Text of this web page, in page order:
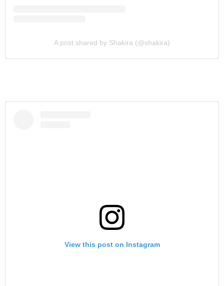
A post shared by Shakira (@shakira)
View this post on Instagram